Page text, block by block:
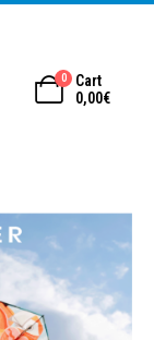
0
Cart
0,00€